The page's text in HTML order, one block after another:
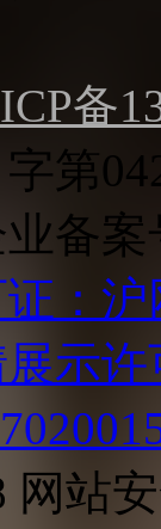
备
第
备案
：
示许
网站